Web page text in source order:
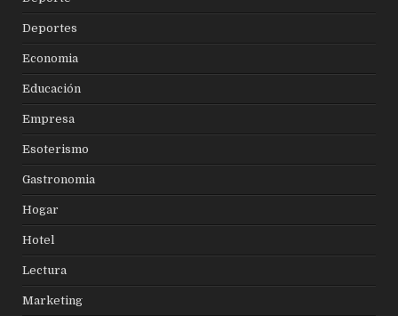
Deportes
Economia
Educación
Empresa
Esoterismo
Gastronomia
Hogar
Hotel
Lectura
Marketing